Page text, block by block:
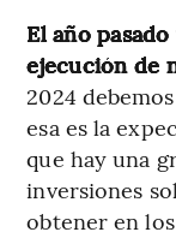
El año
ejecución de
2024
esa es la
que hay una
inversiones
obtener en